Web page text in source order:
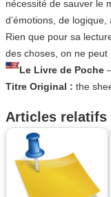
nécessité de sauver le
d’émotions, de
Rien que pour sa
des choses, on ne peut
Le Livre de Poche
Titre Original : the
Articles relatifs